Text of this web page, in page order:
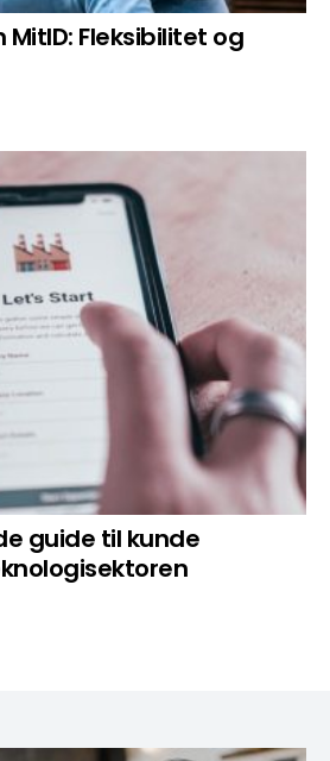
MitID: Fleksibilitet og
guide til kunde